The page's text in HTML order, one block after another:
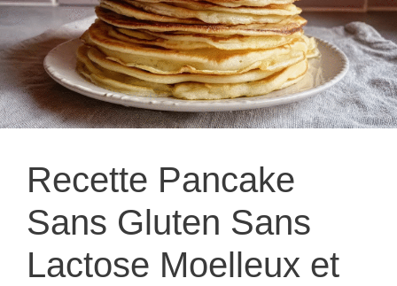
Recette Pancake
Sans Gluten Sans
Lactose Moelleux et